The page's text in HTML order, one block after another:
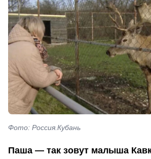
Фото: Россия.Кубань
Паша — так зовут малыша